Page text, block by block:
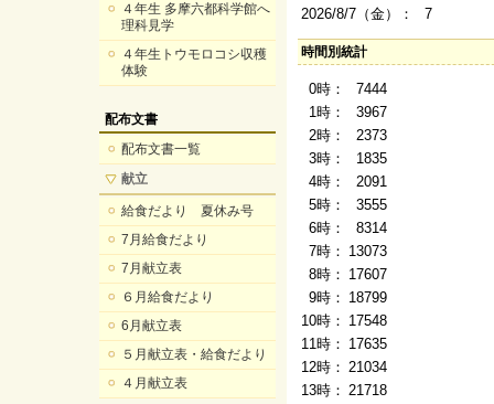
４年生 多摩六都科学館へ
理科見学
４年生トウモロコシ収穫
体験
配布文書
配布文書一覧
献立
給食だより 夏休み号
7月給食だより
7月献立表
６月給食だより
6月献立表
５月献立表・給食だより
４月献立表
2026/8/7（金）：
7
時間別統計
0時：
7444
1時：
3967
2時：
2373
3時：
1835
4時：
2091
5時：
3555
6時：
8314
7時： 13073
8時： 17607
9時： 18799
10時： 17548
11時： 17635
12時： 21034
13時： 21718